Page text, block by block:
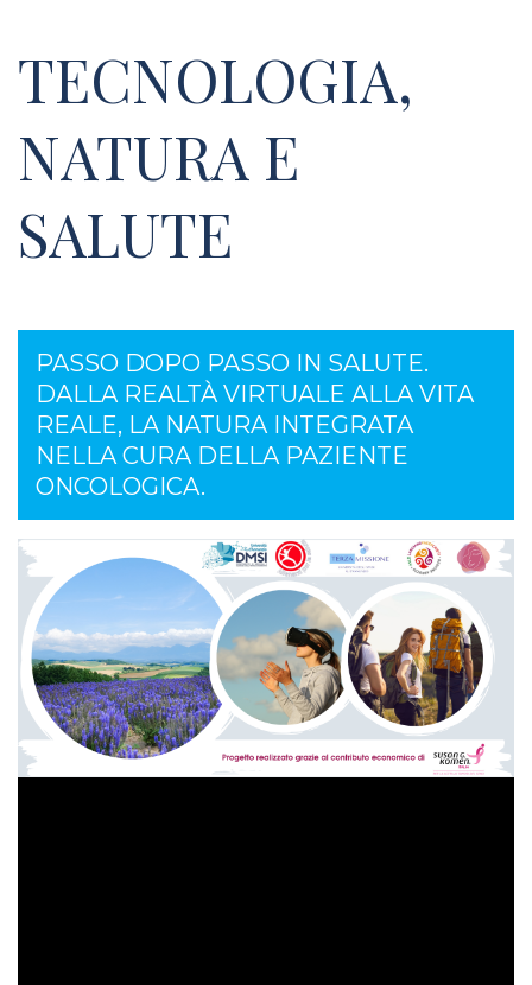
TECNOLOGIA,
NATURA E
SALUTE
PASSO DOPO PASSO IN SALUTE.
DALLA REALTÀ VIRTUALE ALLA VITA
REALE, LA NATURA INTEGRATA
NELLA CURA DELLA PAZIENTE
ONCOLOGICA.